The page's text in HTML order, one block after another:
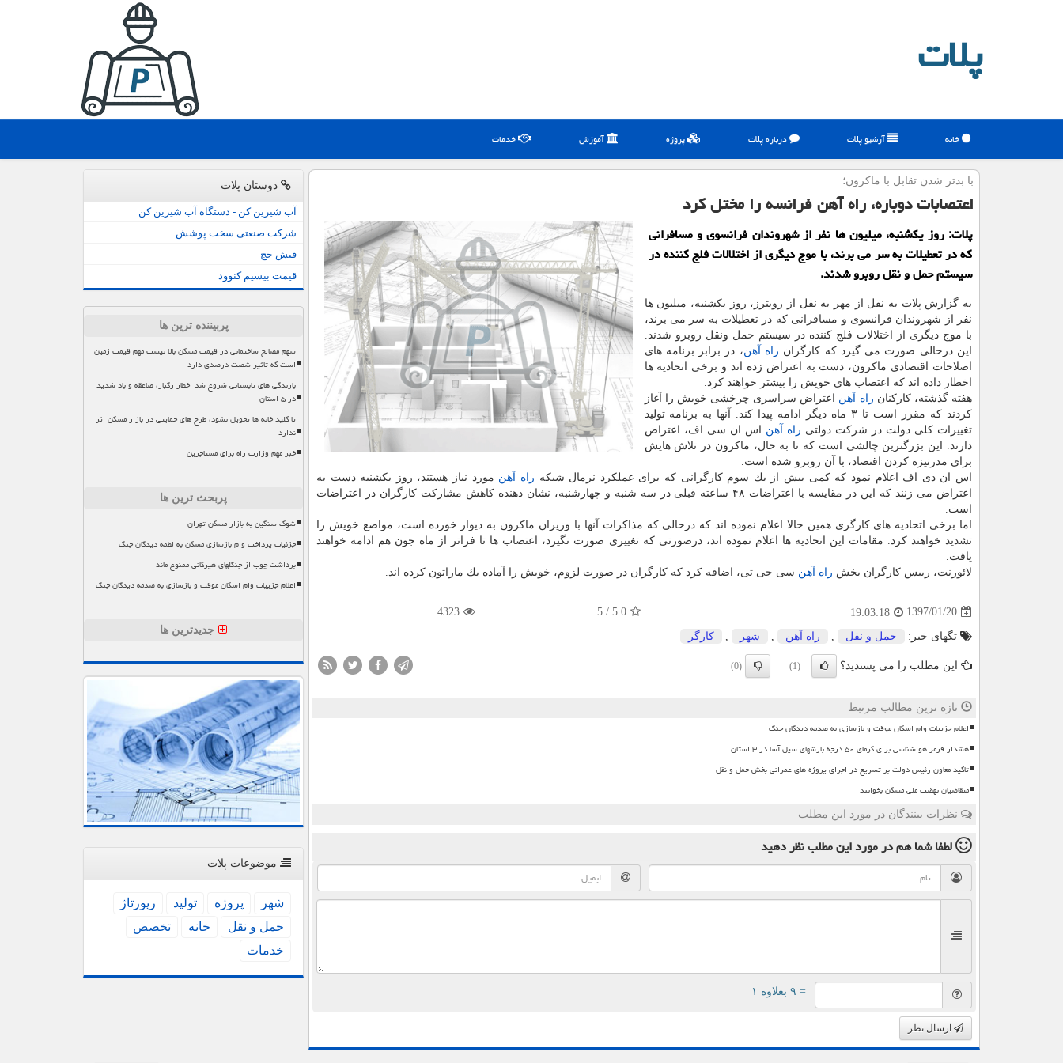
پلات
خانه آرشیو پلات درباره پلات پروژه آموزش خدمات
با بدتر شدن تقابل با ماكرون؛
اعتصابات دوباره، راه آهن فرانسه را مختل كرد
پلات: روز یكشنبه، میلیون ها نفر از شهروندان فرانسوی و مسافرانی
كه در تعطیلات به سر می برند، با موج دیگری از اختلالات فلج كننده در
سیستم حمل و نقل روبرو شدند.
به گزارش پلات به نقل از مهر به نقل از رویترز، روز یكشنبه، میلیون ها
نفر از شهروندان فرانسوی و مسافرانی كه در تعطیلات به سر می برند،
با موج دیگری از اختلالات فلج كننده در سیستم حمل ونقل روبرو شدند.
این درحالی صورت می گیرد كه كارگران راه آهن، در برابر برنامه های
اصلاحات اقتصادی ماكرون، دست به اعتراض زده اند و برخی اتحادیه ها
اخطار داده اند كه اعتصاب های خویش را بیشتر خواهند كرد.
هفته گذشته، كاركنان راه آهن اعتراض سراسری چرخشی خویش را آغاز
كردند كه مقرر است تا ۳ ماه دیگر ادامه پیدا كند. آنها به برنامه تولید
تغییرات كلی دولت در شركت دولتی راه آهن اس ان سی اف، اعتراض
دارند. این بزرگترین چالشی است كه تا به حال، ماكرون در تلاش هایش
برای مدرنیزه كردن اقتصاد، با آن روبرو شده است.
اس ان دی اف اعلام نمود كه كمی بیش از یك سوم كارگرانی كه برای عملكرد نرمال شبكه راه آهن مورد نیاز هستند، روز یكشنبه دست به
اعتراض می زنند كه این در مقایسه با اعتراضات ۴۸ ساعته قبلی در سه شنبه و چهارشنبه، نشان دهنده كاهش مشاركت كارگران در اعتراضات
است.
اما برخی اتحادیه های كارگری همین حالا اعلام نموده اند كه درحالی كه مذاكرات آنها با وزیران ماكرون به دیوار خورده است، مواضع خویش را
تشدید خواهند كرد. مقامات این اتحادیه ها اعلام نموده اند، درصورتی كه تغییری صورت نگیرد، اعتصاب ها تا فراتر از ماه جون هم ادامه خواهند
یافت.
لائورنت، رییس كارگران بخش راه آهن سی جی تی، اضافه كرد كه كارگران در صورت لزوم، خویش را آماده یك ماراتون كرده اند.
1397/01/20
19:03:18
5.0
/
5
4323
تگهای خبر: حمل و نقل راه آهن شهر كارگر
این مطلب را می پسندید؟ (1)
(0)
تازه ترین مطالب مرتبط
اعلام جزییات وام اسکان موقت و بازسازی به صدمه دیدگان جنگ
هشدار قرمز هواشناسی برای گرمای ۵۰ درجه بارشهای سیل آسا در ۳ استان
تاکید معاون رئیس دولت بر تسریع در اجرای پروژه های عمرانی بخش حمل و نقل
متقاضیان نهضت ملی مسکن بخوانند
نظرات بینندگان در مورد این مطلب
لطفا شما همدر مورد این مطلبنظر دهید
= ۹ بعلاوه ۱
ارسال نظر
دوستان پلات
آب شیرین کن - دستگاه آب شیرین کن
شرکت صنعتی سخت پوشش
فیش حج
قیمت بیسیم کنوود
پربیننده ترین ها
سهم مصالح ساختمانی در قیمت مسکن بالا نیست مهم قیمت زمین
است که تاثیر شصت درصدی دارد
بارندگی های تابستانی شروع شد اخطار رگبار، صاعقه و باد شدید
در ۵ استان
تا کلید خانه ها تحویل نشود، طرح های حمایتی در بازار مسکن اثر
ندارد
خبر مهم وزارت راه برای مستاجرین
پربحث ترین ها
شوک سنگین به بازار مسکن تهران
جزئیات پرداخت وام بازسازی مسکن به لطمه دیدگان جنگ
برداشت چوب از جنگلهای هیرکانی ممنوع ماند
اعلام جزییات وام اسکان موقت و بازسازی به صدمه دیدگان جنگ
جدیدترین ها
موضوعات پلات
شهر پروژه تولید
رپورتاژ
حمل و نقل
خانه
تخصص
خدمات